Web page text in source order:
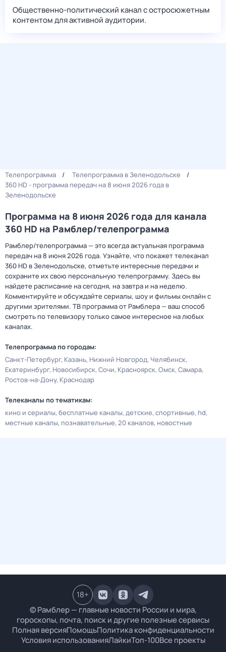
Общественно-политический канал с остросюжетным
контентом для активной аудитории.
Телепрограмма
Телепрограмма в Зеленодольске
360 HD - программа передач на 8 июня 2026 года в
Зеленодольске
Программа на 8 июня 2026 года для канала
360 HD на Рамблер/телепрограмма
Рамблер/телепрограмма — это всегда актуальная программа
передач на 8 июня 2026 года. Узнайте, что покажет телеканал
360 HD в Зеленодольске, отметьте интересные передачи и
сохраните их свою персональную телепрограмму. Здесь вы
найдете расписание на сегодня, на завтра и на неделю.
Комментируйте и обсуждайте сериалы, шоу и фильмы онлайн с
другими зрителями. ТВ программа от Рамблера — ваш способ
смотреть по телевизору только самое интересное на любых
каналах.
Телепрограмма по городам:
Санкт-Петербург Казань Нижний Новгород Челябинск
Екатеринбург Новосибирск Сочи Красноярск Омск Самара
Ростов-на-Дону Краснодар
Телеканалы по тематикам:
кино и сериалы бесплатные каналы детские спортивные hd
местные каналы познавательные 20 каналов новостные
© Рамблер — главные новости России и мира,
гороскопы, почта, поиск и другие полезные сервисы
Полная версияПомощьПолитика конфиденциальности
Условия использованияЛайкиТоп-100Все проекты
18+